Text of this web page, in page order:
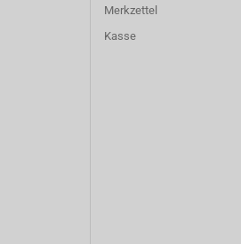
Merkzettel
Kasse